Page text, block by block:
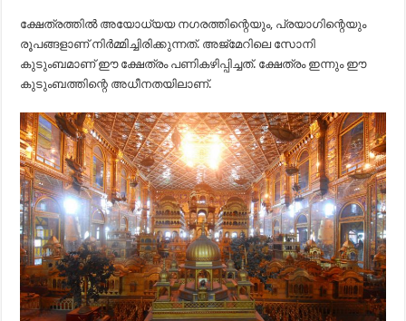
ക്ഷേത്രത്തിൽ അയോധ്യയ നഗരത്തിന്റെയും, പ്രയാഗിന്റെയും
രൂപങ്ങളാണ് നിർമ്മിച്ചിരിക്കുന്നത്. അജ്‌മേറിലെ സോനി
കുടുംബമാണ് ഈ ക്ഷേത്രം പണികഴിപ്പിച്ചത്. ക്ഷേത്രം ഇന്നും ഈ
കുടുംബത്തിന്റെ അധീനതയിലാണ്.